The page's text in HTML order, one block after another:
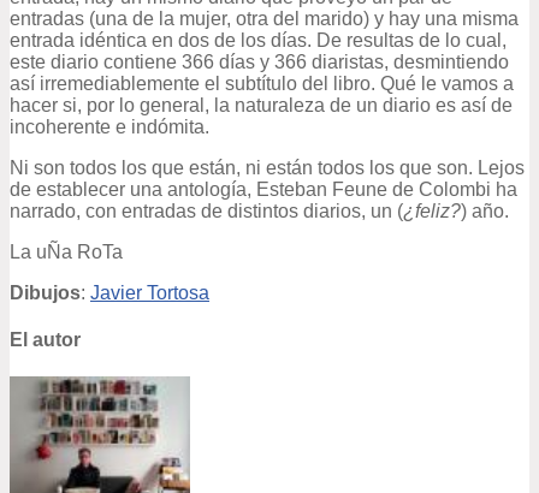
entradas (una de la mujer, otra del marido) y hay una misma
entrada idéntica en dos de los días. De resultas de lo cual,
este diario contiene 366 días y 366 diaristas, desmintiendo
así irremediablemente el subtítulo del libro. Qué le vamos a
hacer si, por lo general, la naturaleza de un diario es así de
incoherente e indómita.
Ni son todos los que están, ni están todos los que son. Lejos
de establecer una antología, Esteban Feune de Colombi ha
narrado, con entradas de distintos diarios, un (¿feliz?) año.
La uÑa RoTa
Dibujos: Javier Tortosa
El autor